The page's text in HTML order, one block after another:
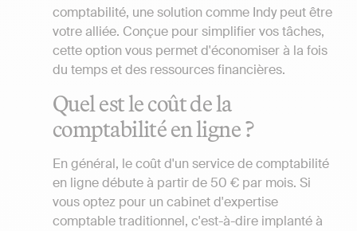
comptabilité, une solution comme Indy peut être
votre alliée. Conçue pour simplifier vos tâches,
cette option vous permet d'économiser à la fois
du temps et des ressources financières.
Quel est le coût de la
comptabilité en ligne ?
En général, le coût d'un service de comptabilité
en ligne débute à partir de 50 € par mois. Si
vous optez pour un cabinet d'expertise
comptable traditionnel, c'est-à-dire implanté à